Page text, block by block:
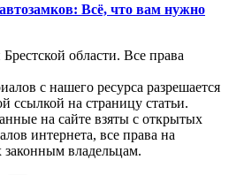
Всё, что вам нужно
области. Все права
с нашего ресурса разрешается
ссылкой на страницу статьи.
на сайте взяты с открытых
интернета, все права на
законным владельцам.